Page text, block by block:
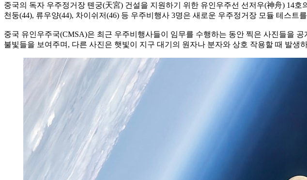
중국의 독자 우주정거장 톈궁(天宮) 건설을 지원하기 위한 유인우주선 선저우(神舟) 14
천둥(44), 류우양(44), 차이쉬저(46) 등 우주비행사 3명은 새로운 우주정거장 모듈 테스
중국 유인우주국(CMSA)은 최근 우주비행사들이 임무를 수행하는 동안 찍은 사진들을
불빛들을 보여주며, 다른 사진은 햇빛이 지구 대기의 원자나 분자와 상호 작용할 때 발생